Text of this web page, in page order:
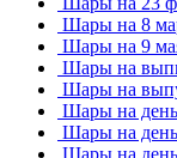
Шары на 8
Шары на 9
Шары на
Шары на
Шары на
Шары на день
Шары на